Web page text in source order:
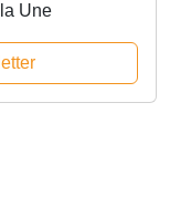
Une